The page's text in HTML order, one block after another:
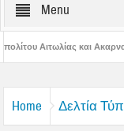
Menu
κ Δαμασκηνου για την
Home Δελτία